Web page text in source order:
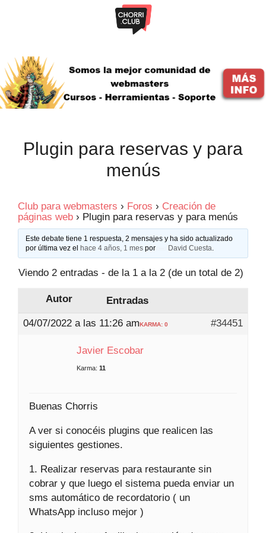
Plugin para reservas y para
menús
Club para webmasters › Foros › Creación de
páginas web › Plugin para reservas y para menús
Este debate tiene 1 respuesta, 2 mensajes y ha sido actualizado
por última vez elhace 4 años, 1 mes por David Cuesta.
Viendo 2 entradas - de la 1 a la 2 (de un total de 2)
Autor
Entradas
04/07/2022 a las 11:26 am
#34451
KARMA: 0
Javier Escobar
Karma: 11
Buenas Chorris
A ver si conocéis plugins que realicen las
siguientes gestiones.
1. Realizar reservas para restaurante sin
cobrar y que luego el sistema pueda enviar un
sms automático de recordatorio ( un
WhatsApp incluso mejor )